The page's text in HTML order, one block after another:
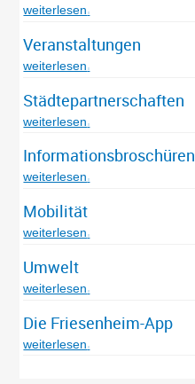
weiterlesen
Veranstaltungen
weiterlesen
Städtepartnerschaften
weiterlesen
Informationsbroschüren
weiterlesen
Mobilität
weiterlesen
Umwelt
weiterlesen
Die Friesenheim-App
weiterlesen